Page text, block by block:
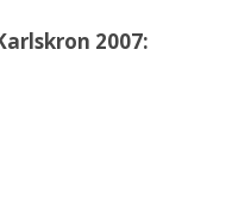
2007: